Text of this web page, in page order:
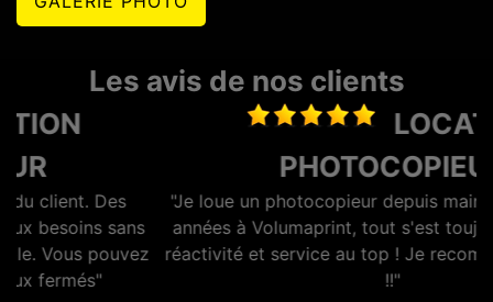
Les avis de nos clients
LOCATION
PHOTOCOPIEUR
"Je loue un photocopieur depuis maintenant plusieurs
années à Volumaprint, tout s'est toujours bien passé,
réactivité et service au top ! Je recommande vivement